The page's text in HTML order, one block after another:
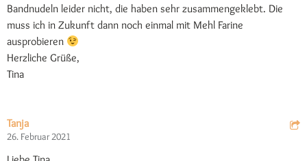
Bandnudeln leider nicht, die haben sehr zusammengeklebt. Die
muss ich in Zukunft dann noch einmal mit Mehl Farine
ausprobieren
Herzliche Grüße,
Tina
Tanja
26. Februar 2021